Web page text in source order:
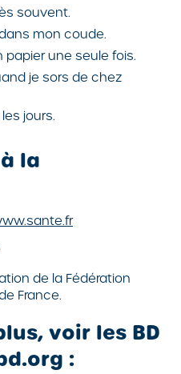
souvent.
mon coude.
papier une seule fois.
je sors de chez
jours.
la
de la Fédération
France.
voir les BD
: